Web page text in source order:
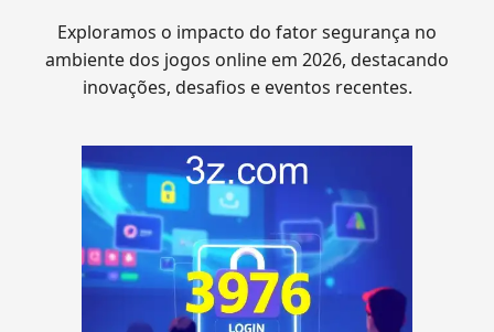
Exploramos o impacto do fator segurança no
ambiente dos jogos online em 2026, destacando
inovações, desafios e eventos recentes.